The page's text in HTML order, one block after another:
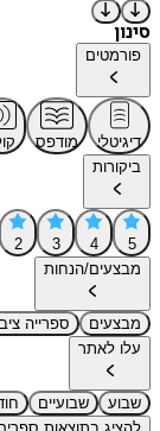
סינון
פורמטים
דיגיטלי מודפס
ביקורות
5
4
3
2
מבצעים/הנחות
מבצעים
ספרייה
עלו לאתר
שבוע שבועיים